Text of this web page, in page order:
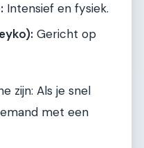
Intensief en fysiek.
Gericht op
zijn: Als je snel
met een